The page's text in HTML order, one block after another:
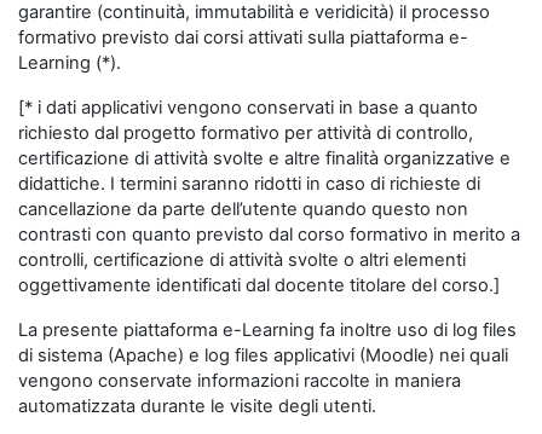
garantire (continuità, immutabilità e veridicità) il processo
formativo previsto dai corsi attivati sulla piattaforma e-
Learning (*).
[* i dati applicativi vengono conservati in base a quanto
richiesto dal progetto formativo per attività di controllo,
certificazione di attività svolte e altre finalità organizzative e
didattiche. I termini saranno ridotti in caso di richieste di
cancellazione da parte dell’utente quando questo non
contrasti con quanto previsto dal corso formativo in merito a
controlli, certificazione di attività svolte o altri elementi
oggettivamente identificati dal docente titolare del corso.]
La presente piattaforma e-Learning fa inoltre uso di log files
di sistema (Apache) e log files applicativi (Moodle) nei quali
vengono conservate informazioni raccolte in maniera
automatizzata durante le visite degli utenti.